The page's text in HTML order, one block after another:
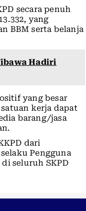
secara penuh
yang
BBM serta belanja
Hadiri
yang besar
kerja dapat
barang/jasa
dari
Pengguna
seluruh SKPD